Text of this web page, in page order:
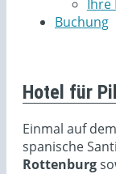
Ihre
Buchung
Hotel für
Einmal auf
spanische
Rottenburg